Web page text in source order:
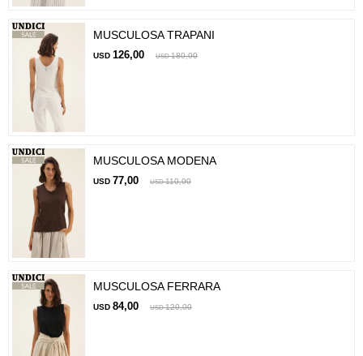
MUSCULOSA TRAPANI
USD 126,00 USD 180,00
MUSCULOSA MODENA
USD 77,00 USD 110,00
MUSCULOSA FERRARA
USD 84,00 USD 120,00